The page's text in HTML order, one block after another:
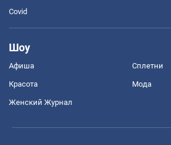
Covid
Шоу
Афиша Сплетни
Красота Мода
Женский Журнал